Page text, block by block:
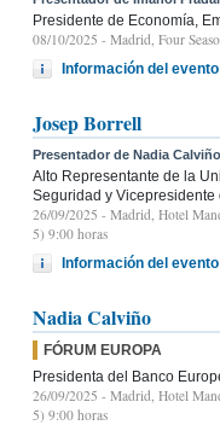
Presidente de Economía,
08/10/2025 - Madrid, Four
Información del evento
Josep Borrell
Presentador de Nadia Calviño
Alto Representante de la
Seguridad y
26/09/2025 - Madrid, Hotel
5) 9:00 horas
Información del evento
Nadia Calviño
FÓRUM EUROPA
Presidenta del Banco
26/09/2025 - Madrid, Hotel
5) 9:00 horas